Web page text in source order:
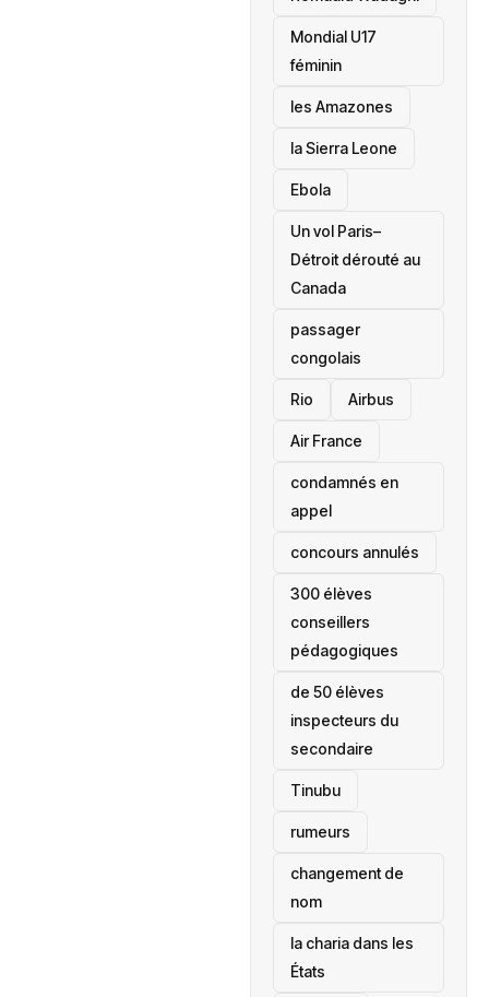
Mondial U17
féminin
les Amazones
la Sierra Leone
‎Ebola
Un vol Paris–
Détroit dérouté au
Canada
passager
congolais
Rio Airbus
Air France
condamnés en
appel
concours annulés
300 élèves
conseillers
pédagogiques
de 50 élèves
inspecteurs du
secondaire
Tinubu
rumeurs
changement de
nom
la charia dans les
États